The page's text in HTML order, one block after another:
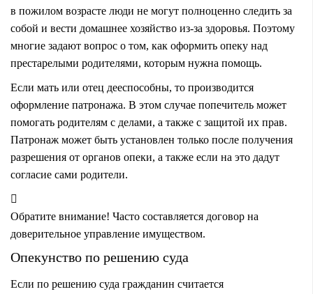
в пожилом возрасте люди не могут полноценно следить за
собой и вести домашнее хозяйство из-за здоровья. Поэтому
многие задают вопрос о том, как оформить опеку над
престарелыми родителями, которым нужна помощь.
Если мать или отец дееспособны, то производится
оформление патронажа. В этом случае попечитель может
помогать родителям с делами, а также с защитой их прав.
Патронаж может быть установлен только после получения
разрешения от органов опеки, а также если на это дадут
согласие сами родители.
Обратите внимание! Часто составляется договор на
доверительное управление имуществом.
Опекунство по решению суда
Если по решению суда гражданин считается